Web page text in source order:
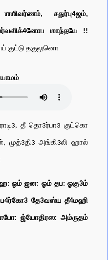
சதுர்பு4ஜம்,
ஶாந்தயே !!
குட்டு தகுலுனொ
தீ தொ3ர்பா3 குட்கொ
அங்கி3லி ஹால்
ஓம் ஜன: ஓம் தப: ஓகு3ம்
தே3வஸ்ய தீ4மஹி
ஜ்யோதிரஸ: அம்ருதம்